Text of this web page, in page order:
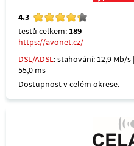
4.3
testů celkem: 189
https://avonet.cz/
DSL/ADSL: stahování: 12,9 Mb/
55,0 ms
Dostupnost v celém okrese.